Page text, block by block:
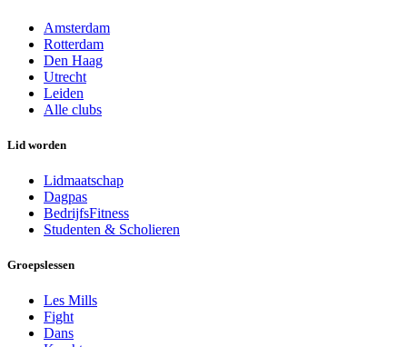
Amsterdam
Rotterdam
Den Haag
Utrecht
Leiden
Alle clubs
Lid worden
Lidmaatschap
Dagpas
BedrijfsFitness
Studenten & Scholieren
Groepslessen
Les Mills
Fight
Dans